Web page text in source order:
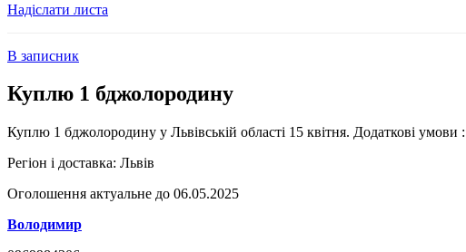
Надіслати листа
В записник
Куплю 1 бджолородину
Куплю 1 бджолородину у Львівській області 15 квітня. Додаткові
Регіон і доставка: Львів
Оголошення актуальне до 06.05.2025
Володимир